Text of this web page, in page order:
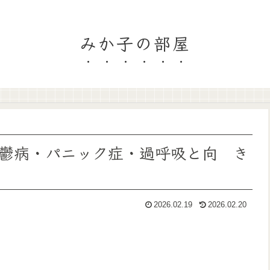
みか子の部屋
病・パニック症・過呼吸と向 き
2026.02.19 2026.02.20